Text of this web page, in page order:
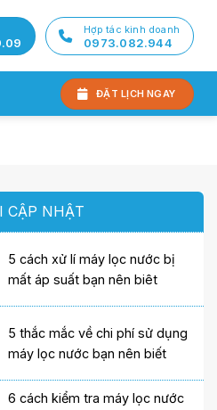
Hợp tác kinh doanh
0973.082.944
ĐẶT LỊCH NGAY
CẬP NHẬT
5 cách xử lí máy lọc nước bị
mất áp suất bạn nên biêt
5 thắc mắc về chi phí sử dụng
máy lọc nước bạn nên biết
6 cách kiểm tra máy lọc nước